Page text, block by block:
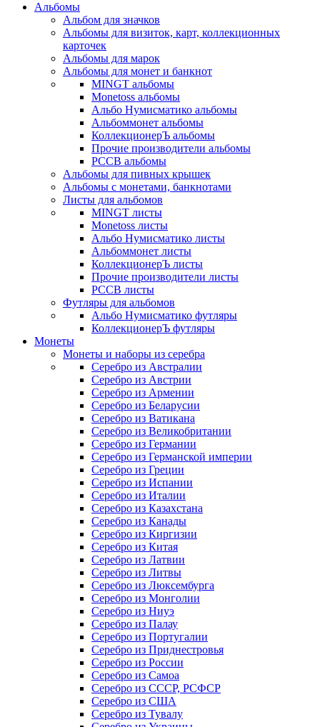
Альбомы
Альбом для значков
Альбомы для визиток, карт, коллекционных
карточек
Альбомы для марок
Альбомы для монет и банкнот
MINGT альбомы
Monetoss альбомы
Альбо Нумисматико альбомы
Альбоммонет альбомы
КоллекционерЪ альбомы
Прочие производители альбомы
РССВ альбомы
Альбомы для пивных крышек
Альбомы с монетами, банкнотами
Листы для альбомов
MINGT листы
Monetoss листы
Альбо Нумисматико листы
Альбоммонет листы
КоллекционерЪ листы
Прочие производители листы
РССВ листы
Футляры для альбомов
Альбо Нумисматико футляры
КоллекционерЪ футляры
Монеты
Монеты и наборы из серебра
Серебро из Австралии
Серебро из Австрии
Серебро из Армении
Серебро из Беларусии
Серебро из Ватикана
Серебро из Великобритании
Серебро из Германии
Серебро из Германской империи
Серебро из Греции
Серебро из Испании
Серебро из Италии
Серебро из Казахстана
Серебро из Канады
Серебро из Киргизии
Серебро из Китая
Серебро из Латвии
Серебро из Литвы
Серебро из Люксембурга
Серебро из Монголии
Серебро из Ниуэ
Серебро из Палау
Серебро из Португалии
Серебро из Приднестровья
Серебро из России
Серебро из Самоа
Серебро из СССР, РСФСР
Серебро из США
Серебро из Тувалу